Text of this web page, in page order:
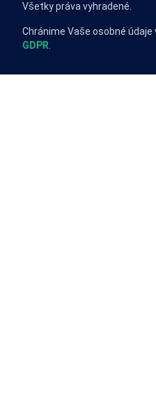
Všetky práva vyhradené.
Chránime Vaše osobné
GDPR